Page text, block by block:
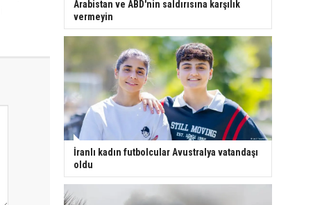
Arabistan ve ABD'nin saldırısına karşılık
vermeyin
İranlı kadın futbolcular Avustralya vatandaşı
oldu